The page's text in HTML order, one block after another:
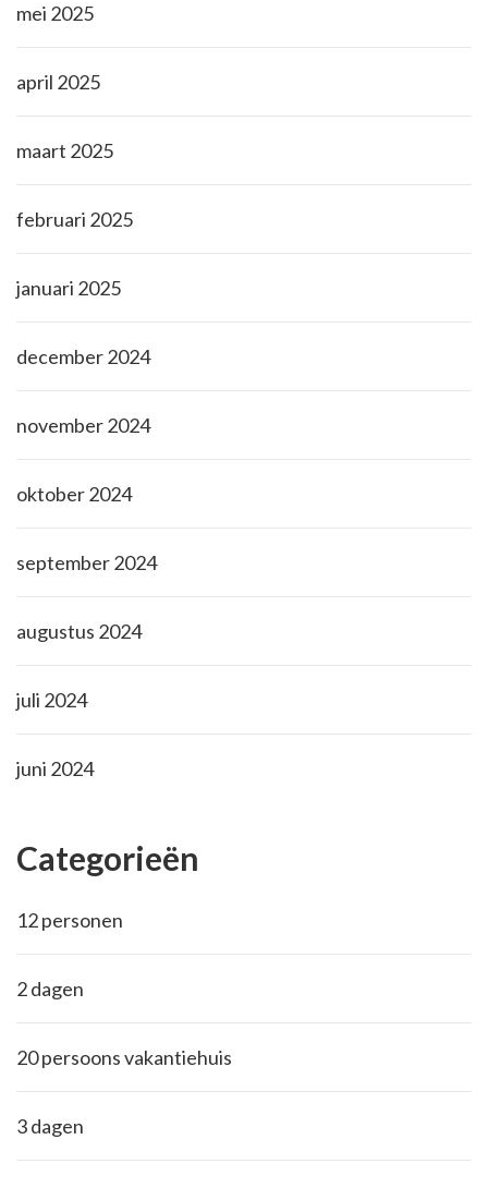
mei 2025
april 2025
maart 2025
februari 2025
januari 2025
december 2024
november 2024
oktober 2024
september 2024
augustus 2024
juli 2024
juni 2024
Categorieën
12 personen
2 dagen
20 persoons vakantiehuis
3 dagen